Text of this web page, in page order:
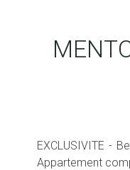
EXCLUSIVITE -
Appartement